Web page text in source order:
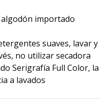
importado
suaves, lavar y
no utilizar secadora
Serigrafía Full Color, la
a lavados